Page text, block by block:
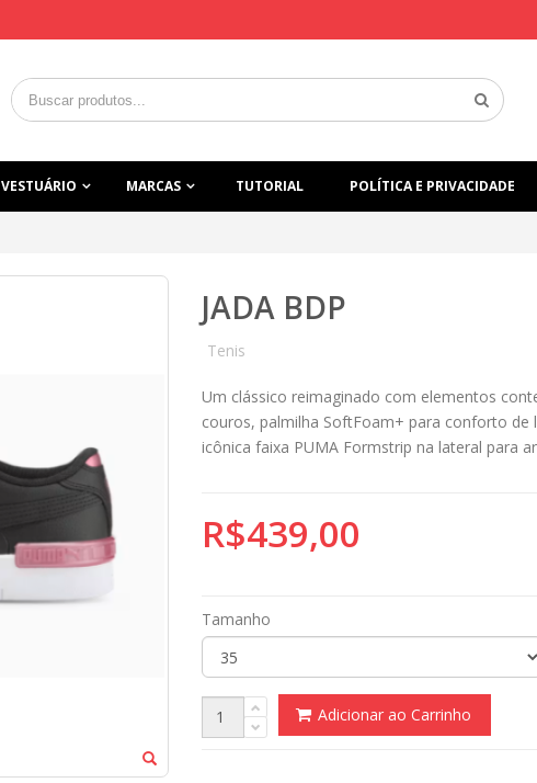
VESTUÁRIO MARCAS TUTORIAL POLÍTICA E PRIVACIDADE
JADA BDP
Tenis
Um clássico reimaginado com elementos
couros, palmilha SoftFoam+ para conforto
icônica faixa PUMA Formstrip na lateral para
R$439,00
Tamanho
Adicionar ao Carrinho